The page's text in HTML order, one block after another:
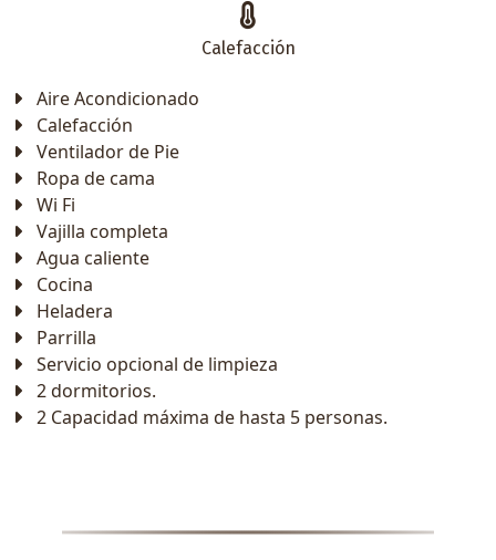
Calefacción
Aire Acondicionado
Calefacción
Ventilador de Pie
Ropa de cama
Wi Fi
Vajilla completa
Agua caliente
Cocina
Heladera
Parrilla
Servicio opcional de limpieza
2 dormitorios.
2 Capacidad máxima de hasta 5 personas.